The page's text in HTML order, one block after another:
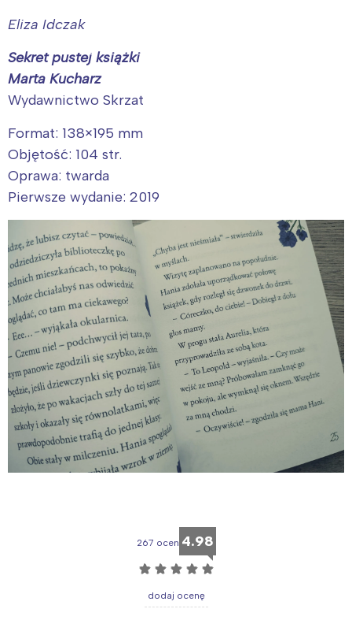
Eliza Idczak
Sekret pustej książki
Marta Kucharz
Wydawnictwo Skrzat
Format: 138×195 mm
Objętość: 104 str.
Oprawa: twarda
Pierwsze wydanie: 2019
267 ocen 4.98
☆ ☆ ☆ ☆ ☆
dodaj ocenę
tego regionu:
Warszawa
Trójmiasto
Poznań
Wrocław
Południe
Północ
Wszystkie
Wybieram